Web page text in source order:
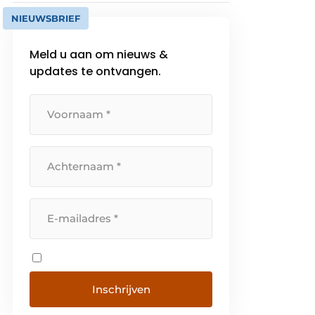
NIEUWSBRIEF
Meld u aan om nieuws &
updates te ontvangen.